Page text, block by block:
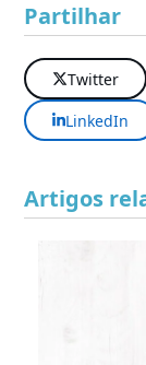
Partilhar
Twitter
LinkedIn
Artigos